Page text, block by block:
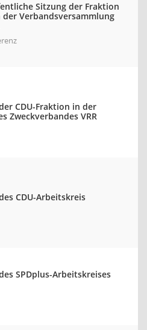
Sitzung der Fraktion
Verbandsversammlung
CDU-Fraktion in der
Zweckverbandes VRR
CDU-Arbeitskreis
SPDplus-Arbeitskreises